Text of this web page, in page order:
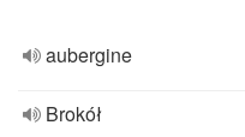
aubergine
Brokół